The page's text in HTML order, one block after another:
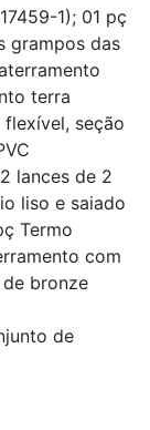
1); 01 pç
grampos das
terra
seção
lances de 2
liso e saiado
Termo
com
bronze
de